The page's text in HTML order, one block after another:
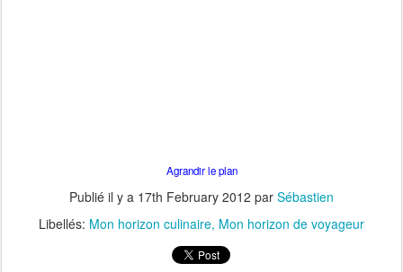
Agrandir le plan
Publié il y a 17th February 2012 par Sébastien
Libellés: Mon horizon culinaire Mon horizon de voyageur